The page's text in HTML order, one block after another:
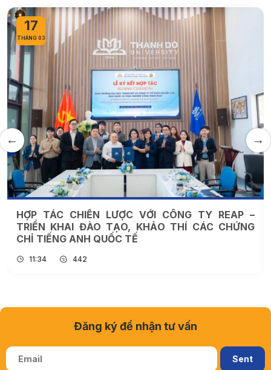
17
THÁNG 03
HỢP TÁC CHIẾN LƯỢC VỚI CÔNG TY REAP –
TRIỂN KHAI ĐÀO TẠO, KHẢO THÍ CÁC CHỨNG
CHỈ TIẾNG ANH QUỐC TẾ
11:34 442
Đăng ký để nhận tư vấn